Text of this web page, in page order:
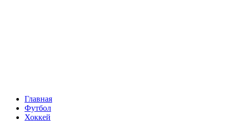
Главная
Футбол
Хоккей